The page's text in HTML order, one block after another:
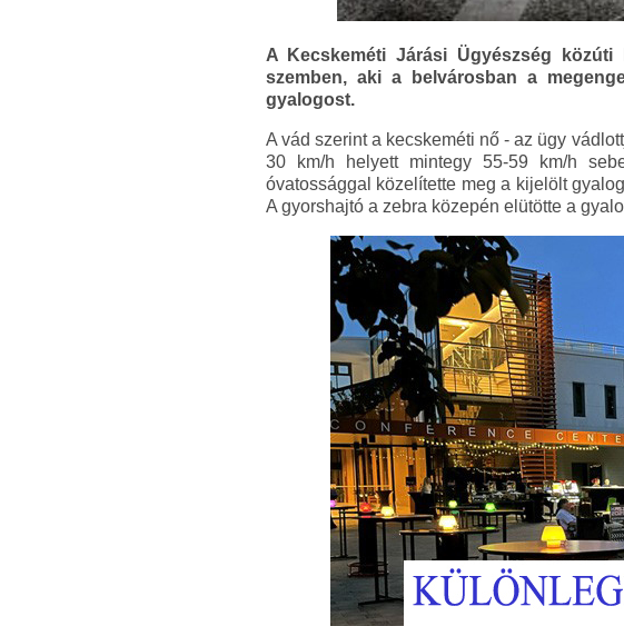
A Kecskeméti Járási Ügyészség
szemben, aki a belvárosban a
gyalogost.
A vád szerint a kecskeméti nő - az ügy
30 km/h helyett mintegy 55-59 km/h
óvatossággal közelítette meg a kijelölt
A gyorshajtó a zebra közepén elütötte a